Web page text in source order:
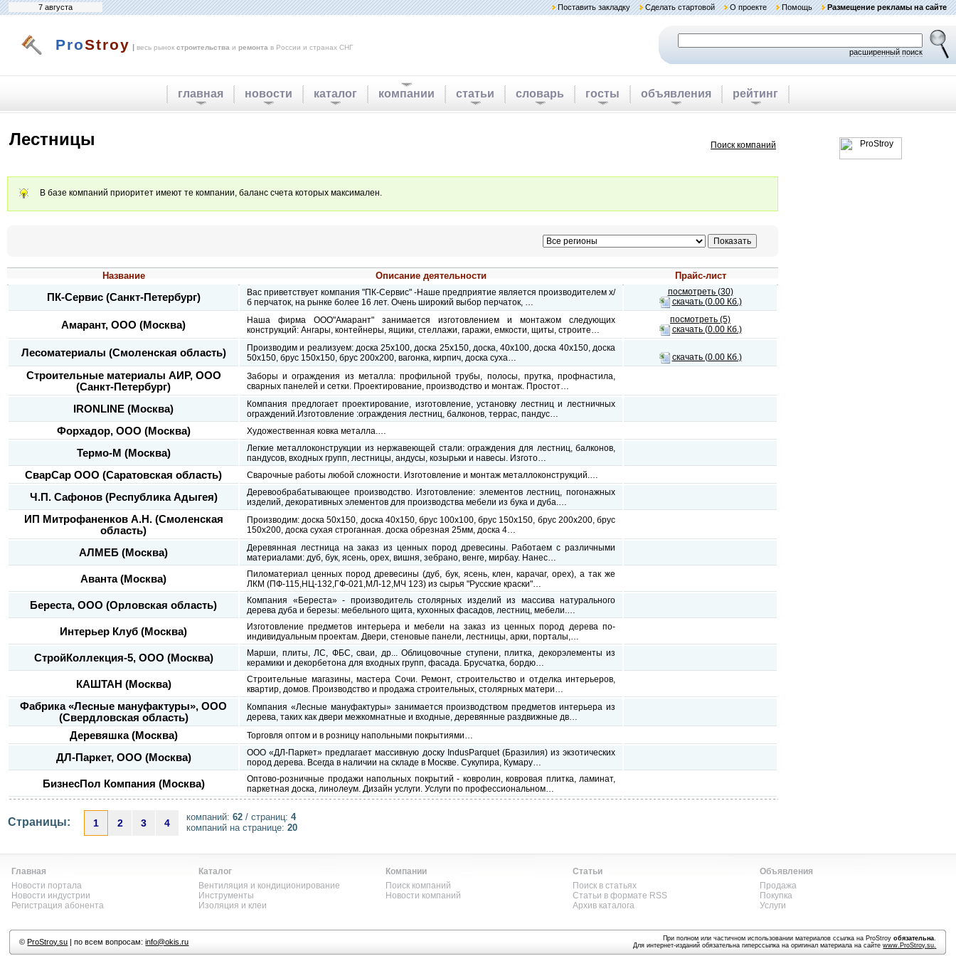
7 августа Поставить закладку Сделать стартовой О проекте Помощь Размещение рекламы на сайте
ProStroy | весь рынок строительства и ремонта в России и странах СНГ
расширенный поиск
главная новости каталог компании статьи словарь госты объявления рейтинг
Лестницы Поиск компаний
В базе компаний приоритет имеют те компании, баланс счета которых максимален.
Название Описание деятельности Прайс-лист
ПК-Сервис (Санкт-Петербург)
Вас приветствует компания "ПК-Сервис" -Наше предприятие является производителем х/
б перчаток, на рынке более 16 лет. Очень широкий выбор перчаток, …
посмотреть (30)
скачать (0.00 Кб.)
Амарант, ООО (Москва)
Наша фирма ООО"Амарант" занимается изготовлением и монтажом следующих
конструкций: Ангары, контейнеры, ящики, стеллажи, гаражи, емкости, щиты, строите…
посмотреть (5)
скачать (0.00 Кб.)
Лесоматериалы (Смоленская область)
Производим и реализуем: доска 25х100, доска 25х150, доска, 40х100, доска 40х150, доска
50х150, брус 150х150, брус 200х200, вагонка, кирпич, доска суха…
скачать (0.00 Кб.)
Строительные материалы АИР, ООО
(Санкт-Петербург)
Заборы и ограждения из металла: профильной трубы, полосы, прутка, профнастила,
сварных панелей и сетки. Проектирование, производство и монтаж. Простот…
IRONLINE (Москва)
Компания предлогает проектирование, изготовление, установку лестниц и лестничных
ограждений.Изготовление :ограждения лестниц, балконов, террас, пандус…
Форхадор, ООО (Москва) Художественная ковка металла.…
Термо-М (Москва)
Легкие металлоконструкции из нержавеющей стали: ограждения для лестниц, балконов,
пандусов, входных групп, лестницы, андусы, козырьки и навесы. Изгото…
СварСар ООО (Саратовская область) Сварочные работы любой сложности. Изготовление и монтаж металлоконструкций.…
Ч.П. Сафонов (Республика Адыгея)
Деревообрабатывающее производство. Изготовление: элементов лестниц, погонажных
изделий, декоративных элементов для производства мебели из бука и дуба.…
ИП Митрофаненков А.Н. (Смоленская
область)
Производим: доска 50х150, доска 40х150, брус 100х100, брус 150х150, брус 200х200, брус
150х200, доска сухая строганная. доска обрезная 25мм, доска 4…
АЛМЕБ (Москва)
Деревянная лестница на заказ из ценных пород древесины. Работаем с различными
материалами: дуб, бук, ясень, орех, вишня, зебрано, венге, мирбау. Нанес…
Аванта (Москва)
Пиломатериал ценных пород древесины (дуб, бук, ясень, клен, карачаг, орех), а так же
ЛКМ (ПФ-115,НЦ-132,ГФ-021,МЛ-12,МЧ 123) из сырья "Русские краски"…
Береста, ООО (Орловская область)
Компания «Береста» - производитель столярных изделий из массива натурального
дерева дуба и березы: мебельного щита, кухонных фасадов, лестниц, мебели.…
Интерьер Клуб (Москва)
Изготовление предметов интерьера и мебели на заказ из ценных пород дерева по-
индивидуальным проектам. Двери, стеновые панели, лестницы, арки, порталы,…
СтройКоллекция-5, ООО (Москва)
Марши, плиты, ЛС, ФБС, сваи, др... Облицовочные ступени, плитка, декорэлементы из
керамики и декорбетона для входных групп, фасада. Брусчатка, бордю…
КАШТАН (Москва)
Строительные магазины, мастера Сочи. Ремонт, строительство и отделка интерьеров,
квартир, домов. Производство и продажа строительных, столярных матери…
Фабрика «Лесные мануфактуры», ООО
(Свердловская область)
Компания «Лесные мануфактуры» занимается производством предметов интерьера из
дерева, таких как двери межкомнатные и входные, деревянные раздвижные дв…
Деревяшка (Москва) Торговля оптом и в розницу напольными покрытиями…
ДЛ-Паркет, ООО (Москва)
ООО «ДЛ-Паркет» предлагает массивную доску IndusParquet (Бразилия) из экзотических
пород дерева. Всегда в наличии на складе в Москве. Сукупира, Кумару…
БизнесПол Компания (Москва)
Оптово-розничные продажи напольных покрытий - ковролин, ковровая плитка, ламинат,
паркетная доска, линолеум. Дизайн услуги. Услуги по профессиональном…
Страницы: 1 2 3 4
компаний: 62 / страниц: 4
компаний на странице: 20
Главная
Новости портала
Новости индустрии
Регистрация абонента
Каталог
Вентиляция и кондиционирование
Инструменты
Изоляция и клеи
Компании
Поиск компаний
Новости компаний
Статьи
Поиск в статьях
Статьи в формате RSS
Архив каталога
Объявления
Продажа
Покупка
Услуги
©ProStroy.su | по всем вопросам:info@okis.ru При полном или частичном использовании материалов ссылка на ProStroyобязательна.
Для интернет-изданий обязательна гиперссылка на оригинал материала на сайтеwww.ProStroy.su.